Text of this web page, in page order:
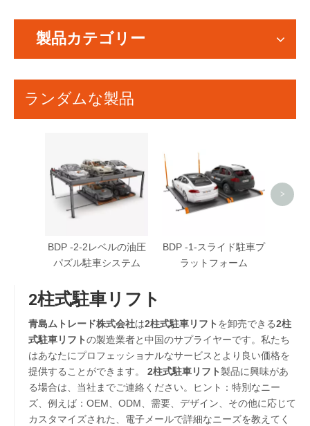
製品カテゴリー
ランダムな製品
BDP -2-2レベルの油圧
パズル駐車システム
BDP -1-スライド駐車プ
ラットフォーム
>
2柱式駐車リフト
青島ムトレード株式会社は2柱式駐車リフト を卸売できる2柱
式駐車リフトの製造業者と中国のサプライヤーです。私たち
はあなたにプロフェッショナルなサービスとより良い価格を
提供することができます。 2柱式駐車リフト製品に興味があ
る場合は、当社までご連絡ください。ヒント：特別なニー
ズ、例えば：OEM、ODM、需要、デザイン、その他に応じて
カスタマイズされた、電子メールで詳細なニーズを教えてく